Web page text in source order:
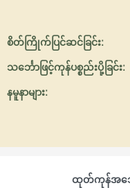
စိတ်ကြိုက်ပြင်ဆင်ခြင်း:
သင်္ဘောဖြင့်ကုန်ပစ္စည်းပို့ခြင်း:
နမူနာများ:
ထုတ်ကုန်အသ